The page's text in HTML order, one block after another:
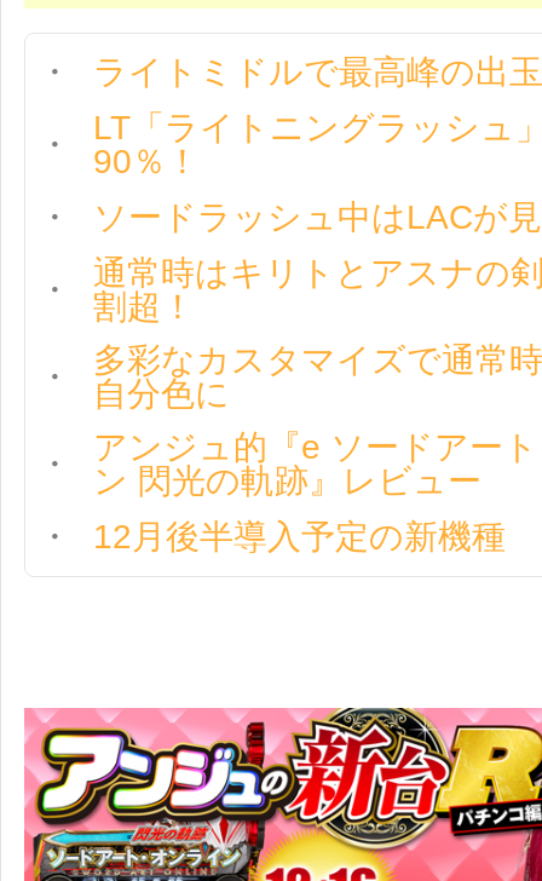
ライトミドルで最高峰の出
LT「ライトニングラッシュ
90％！
ソードラッシュ中はLACが
通常時はキリトとアスナの
割超！
多彩なカスタマイズで通常
自分色に
アンジュ的『e ソードアー
ン 閃光の軌跡』レビュー
12月後半導入予定の新機種